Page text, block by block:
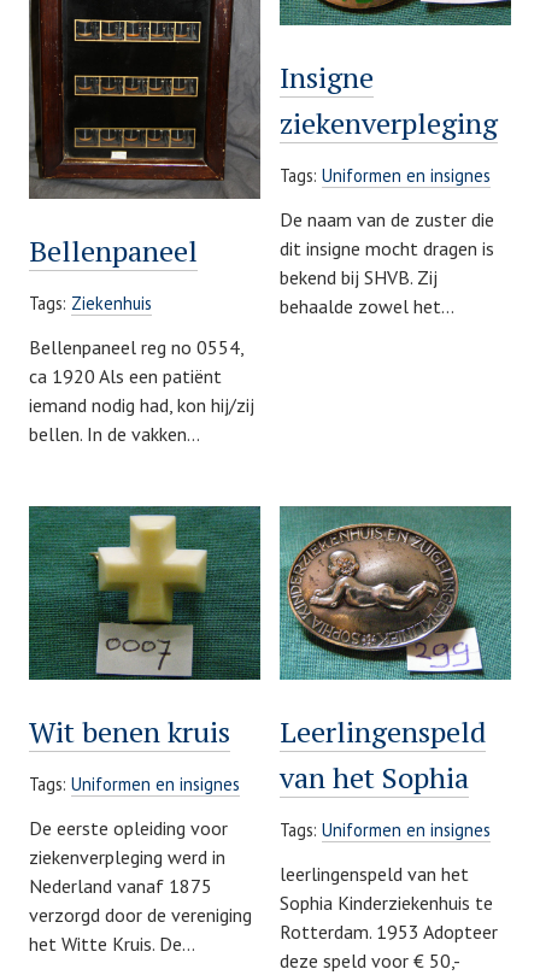
Bellenpaneel
Tags: Ziekenhuis
Bellenpaneel reg no 0554,
ca 1920 Als een patiënt
iemand nodig had, kon hij/zij
bellen. In de vakken…
Insigne
ziekenverpleging
Tags: Uniformen en insignes
De naam van de zuster die
dit insigne mocht dragen is
bekend bij SHVB. Zij
behaalde zowel het…
Wit benen kruis
Tags: Uniformen en insignes
De eerste opleiding voor
ziekenverpleging werd in
Nederland vanaf 1875
verzorgd door de vereniging
het Witte Kruis. De…
Leerlingenspeld
van het Sophia
Tags: Uniformen en insignes
leerlingenspeld van het
Sophia Kinderziekenhuis te
Rotterdam. 1953 Adopteer
deze speld voor € 50,-